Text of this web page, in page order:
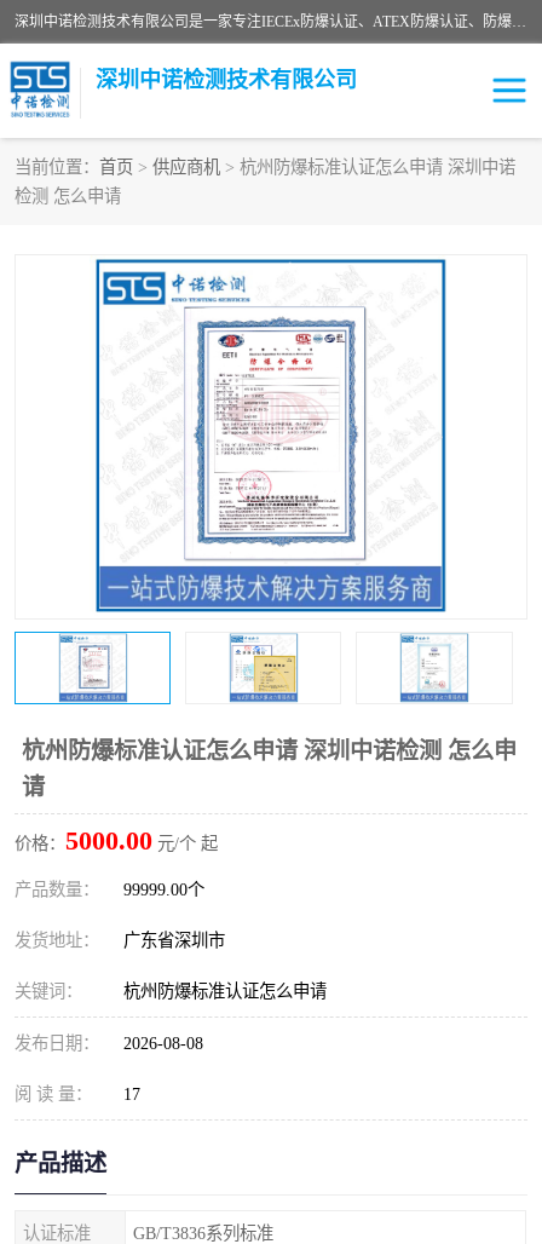
深圳中诺检测技术有限公司是一家专注IECEx防爆认证、ATEX防爆认证、防爆电气检测、防爆合格证、煤安认证等代理机构，可为客户提供从防爆设计、认证、现场检查、工程施工改造、培训等一站式服务。
深圳中诺检测技术有限公司
当前位置： 首页 > 供应商机 > 杭州防爆标准认证怎么申请 深圳中诺
检测 怎么申请
杭州防爆标准认证怎么申请 深圳中诺检测 怎么申
请
价格： 5000.00 元/个 起
产品数量： 99999.00个
发货地址： 广东省深圳市
关键词： 杭州防爆标准认证怎么申请
发布日期： 2026-08-08
阅 读 量： 17
产品描述
认证标准 GB/T3836系列标准
ATEX防爆认证
防爆3C认证 现场防爆检测
煤安矿安
IECEx防爆认证 防爆设计
防爆资质证书 各国防爆认证
SIL认证
防爆电气检测机构 防爆合格证代理机构